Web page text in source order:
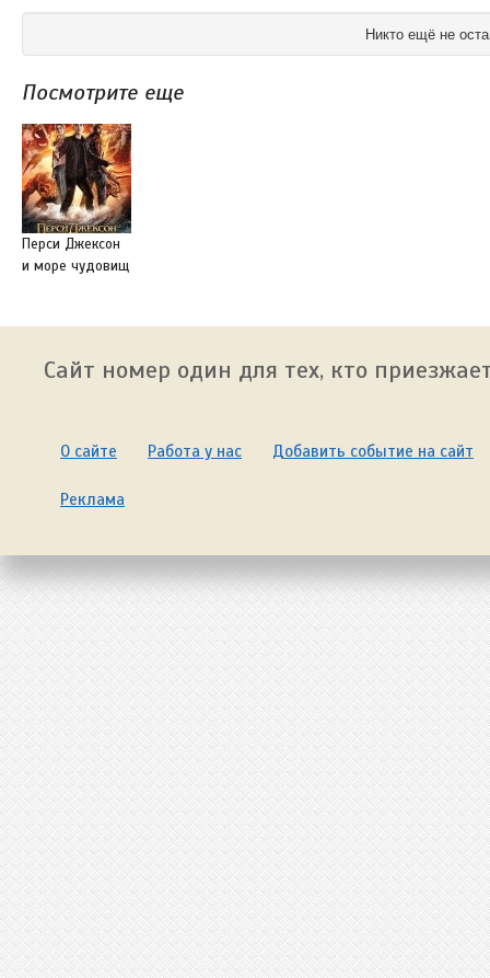
Никто ещё не
Посмотрите еще
Перси Джексон
и море чудовищ
Сайт номер один для тех, кто
О сайте Работа у нас Добавить событие на сайт
Реклама